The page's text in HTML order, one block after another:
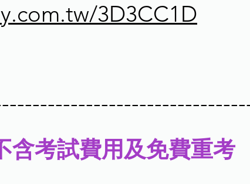
3D3CC1D
含考試費用及免費重考